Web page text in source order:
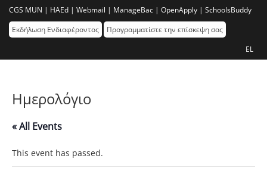
CGS MUN | HAEd | Webmail | ManageBac | OpenApply | SchoolsBuddy
Εκδήλωση Ενδιαφέροντος
Προγραμματίστε την επίσκεψη σας
EL
Ημερολόγιο
« All Events
This event has passed.